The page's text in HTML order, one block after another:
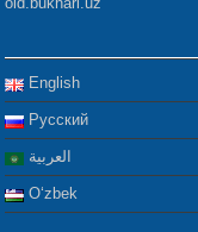
English
Русский
العربية
Oʻzbek